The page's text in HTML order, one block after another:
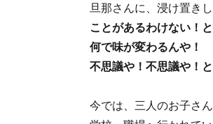
旦那さんに、浸け置き
ことがあるわけない！
何で味が変わるんや！
不思議や！不思議や！と
今では、三人のお子さ